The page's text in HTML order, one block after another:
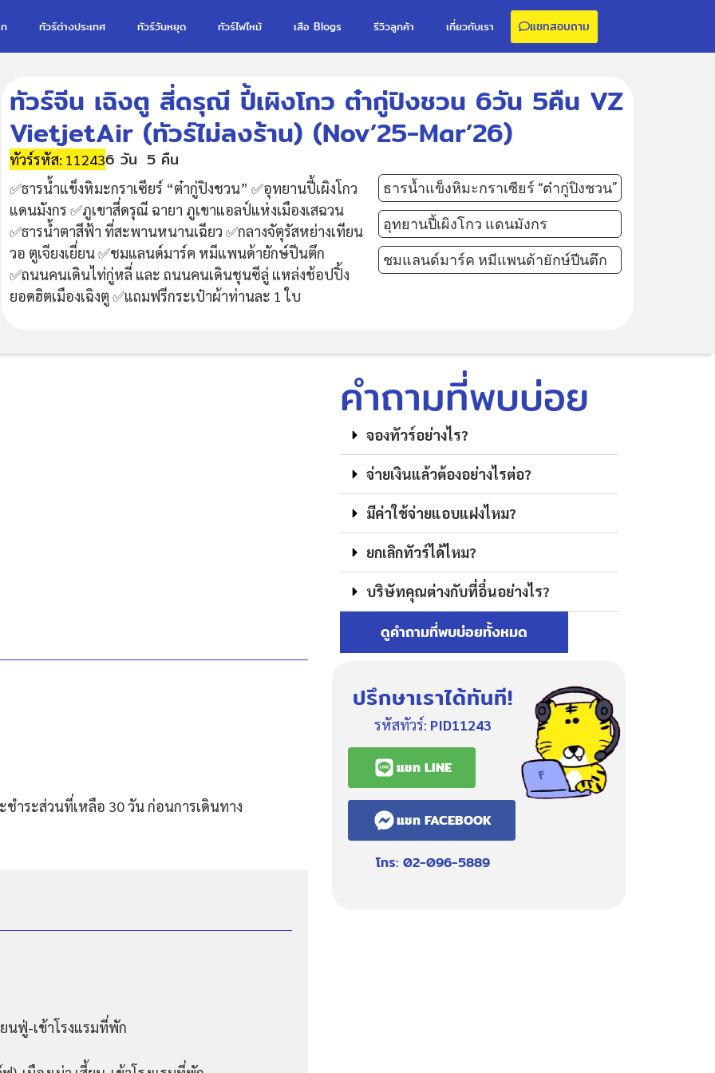
ทัวร์ต่างประเทศ ทัวร์วันหยุด ทัวร์ไฟไหม้ เสือ Blogs รีวิวลูกค้า เกี่ยวกับเรา แชทสอบถาม
ทัวร์จีน เฉิงตู สี่ดรุณี ปี้เผิงโกว ต๋ากู่ปิงชวน 6วัน 5คืน VZ
VietjetAir (ทัวร์ไม่ลงร้าน) (Nov’25-Mar’26)
ทัวร์รหัส: 112436 วัน 5 คืน
✅ธารน้ำแข็งหิมะกราเซียร์ “ต๋ากู่ปิงชวน” ✅อุทยานปี้เผิงโกว
แดนมังกร ✅ภูเขาสี่ดรุณี ฉายา ภูเขาแอลป์แห่งเมืองเสฉวน
✅ธารน้ำตาสีฟ้า ที่สะพานหนานเฉียว ✅กลางจัตุรัสหย่างเทียน
วอ ตูเจียงเยี่ยน ✅ชมแลนด์มาร์ค หมีแพนด้ายักษ์ปีนตึก
✅ถนนคนเดินไท่กู่หลี่ และ ถนนคนเดินชุนซีลู่ แหล่งช้อปปิ้ง
ยอดฮิตเมืองเฉิงตู ✅แถมฟรีกระเป๋าผ้าท่านละ 1 ใบ
ธารน้ำแข็งหิมะกราเซียร์ “ต๋ากู่ปิงชวน”
อุทยานปี้เผิงโกว แดนมังกร
ชมแลนด์มาร์ค หมีแพนด้ายักษ์ปีนตึก
ำระส่วนที่เหลือ 30 วัน ก่อนการเดินทาง
นฟู่-เข้าโรงแรมที่พัก
คำถามที่พบบ่อย
จองทัวร์อย่างไร?
จ่ายเงินแล้วต้องอย่างไรต่อ?
มีค่าใช้จ่ายแอบแฝงไหม?
ยกเลิกทัวร์ได้ไหม?
บริษัทคุณต่างกับที่อื่นอย่างไร?
ดูคำถามที่พบบ่อยทั้งหมด
ปรึกษาเราได้ทันที!
รหัสทัวร์: PID11243
แชท LINE
แชท FACEBOOK
โทร: 02-096-5889